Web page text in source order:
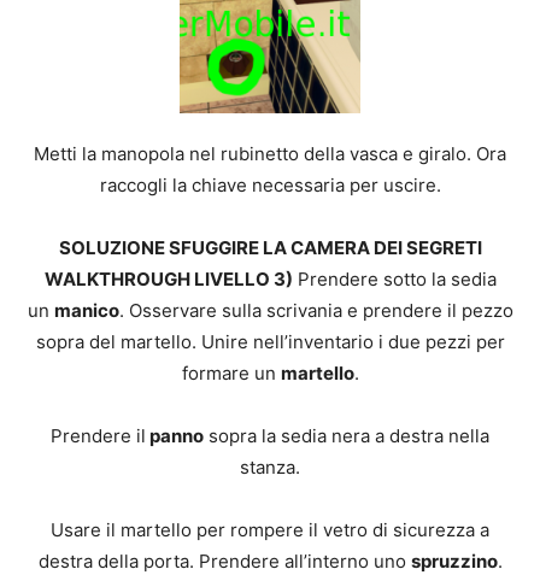
Metti la manopola nel rubinetto della vasca e giralo. Ora
raccogli la chiave necessaria per uscire.
SOLUZIONE SFUGGIRE LA CAMERA DEI SEGRETI
WALKTHROUGH LIVELLO 3) Prendere sotto la sedia
un manico. Osservare sulla scrivania e prendere il pezzo
sopra del martello. Unire nell’inventario i due pezzi per
formare un martello.
Prendere il panno sopra la sedia nera a destra nella
stanza.
Usare il martello per rompere il vetro di sicurezza a
destra della porta. Prendere all’interno uno spruzzino.